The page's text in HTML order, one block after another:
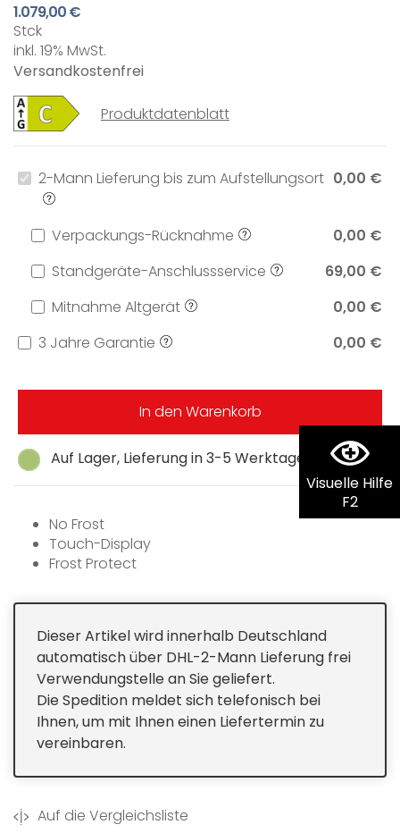
Visuelle Hilfe
F2
1.079,00 €
Stck
inkl. 19% MwSt.
Versandkostenfrei
Produktdatenblatt
Auf Lager, Lieferung in 3-5 Werktagen
2-Mann Lieferung bis zum Aufstellungsort 0,00 €
Verpackungs-Rücknahme
0,00 €
Standgeräte-Anschlussservice
69,00 €
Mitnahme Altgerät
0,00 €
3 Jahre Garantie
0,00 €
In den Warenkorb
No Frost
Touch-Display
Frost Protect
Dieser Artikel wird innerhalb Deutschland
automatisch über DHL-2-Mann Lieferung frei
Verwendungstelle an Sie geliefert.
Die Spedition meldet sich telefonisch bei
Ihnen, um mit Ihnen einen Liefertermin zu
vereinbaren.
Auf die Vergleichsliste